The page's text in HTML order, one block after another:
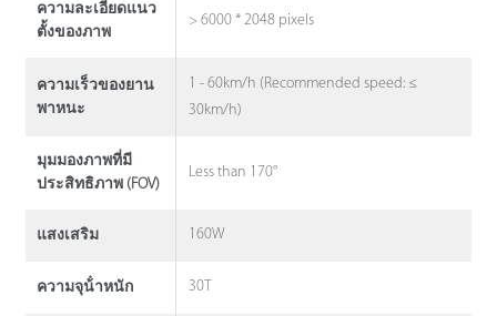
ความละเอียดแนว
ตั้งของภาพ
> 6000 * 2048 pixels
ความเร็วของยาน
พาหนะ
1 - 60km/h (Recommended speed: ≤
30km/h)
มุมมองภาพที่มี
ประสิทธิภาพ (FOV)
Less than 170°
แสงเสริม 160W
ความจุน้ําหนัก 30T